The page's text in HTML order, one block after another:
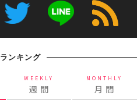
ランキング
WEEKLY
週 間
MONTHLY
月 間